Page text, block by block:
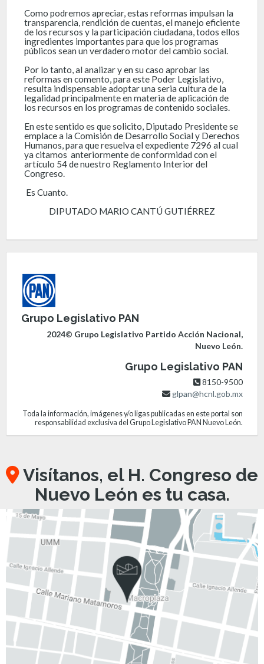
Como podremos apreciar, estas reformas impulsan la
transparencia, rendición de cuentas, el manejo eficiente
de los recursos y la participación ciudadana, todos ellos
ingredientes importantes para que los programas
públicos sean un verdadero motor del cambio social.
Por lo tanto, al analizar y en su caso aprobar las
reformas en comento, para este Poder Legislativo,
resulta indispensable adoptar una seria cultura de la
legalidad principalmente en materia de aplicación de
los recursos en los programas de contenido sociales.
En este sentido es que solicito, Diputado Presidente se
emplace a la Comisión de Desarrollo Social y Derechos
Humanos, para que resuelva el expediente 7296 al cual
ya citamos anteriormente de conformidad con el
artículo 54 de nuestro Reglamento Interior del
Congreso.
Es Cuanto.
DIPUTADO MARIO CANTÚ GUTIÉRREZ
Grupo Legislativo PAN
2024© Grupo Legislativo Partido Acción Nacional,
Nuevo León.
Grupo Legislativo PAN
8150-9500
glpan@hcnl.gob.mx
Toda la información, imágenes y/o ligas publicadas en este portal son
responsabilidad exclusiva del Grupo Legislativo PAN Nuevo León.
Visítanos, el H. Congreso de
Nuevo León es tu casa.